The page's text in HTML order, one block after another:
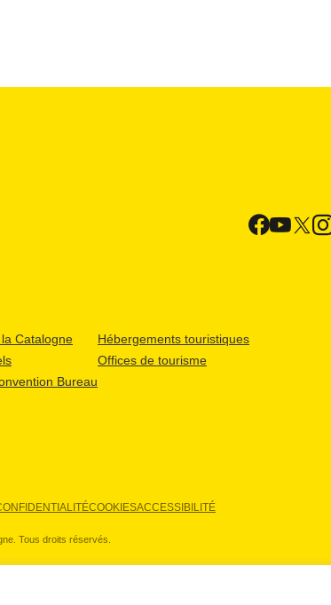
Catalogne
Bureau
Hébergements touristiques
Offices de tourisme
COOKIESACCESSIBILITÉ
Tous droits réservés.